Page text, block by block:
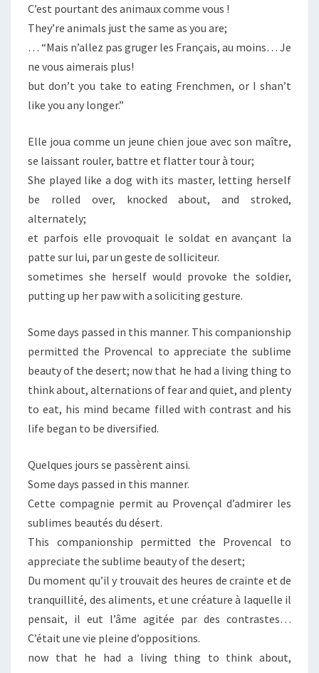
C’est pourtant des animaux comme vous !
They’re animals just the same as you are;
… “Mais n’allez pas gruger les Français, au moins… Je
ne vous aimerais plus!
but don’t you take to eating Frenchmen, or I shan’t
like you any longer.”
Elle joua comme un jeune chien joue avec son maître,
se laissant rouler, battre et flatter tour à tour;
She played like a dog with its master, letting herself
be rolled over, knocked about, and stroked,
alternately;
et parfois elle provoquait le soldat en avançant la
patte sur lui, par un geste de solliciteur.
sometimes she herself would provoke the soldier,
putting up her paw with a soliciting gesture.
Some days passed in this manner. This companionship
permitted the Provencal to appreciate the sublime
beauty of the desert; now that he had a living thing to
think about, alternations of fear and quiet, and plenty
to eat, his mind became filled with contrast and his
life began to be diversified.
Quelques jours se passèrent ainsi.
Some days passed in this manner.
Cette compagnie permit au Provençal d’admirer les
sublimes beautés du désert.
This companionship permitted the Provencal to
appreciate the sublime beauty of the desert;
Du moment qu’il y trouvait des heures de crainte et de
tranquillité, des aliments, et une créature à laquelle il
pensait, il eut l’âme agitée par des contrastes…
C’était une vie pleine d’oppositions.
now that he had a living thing to think about,